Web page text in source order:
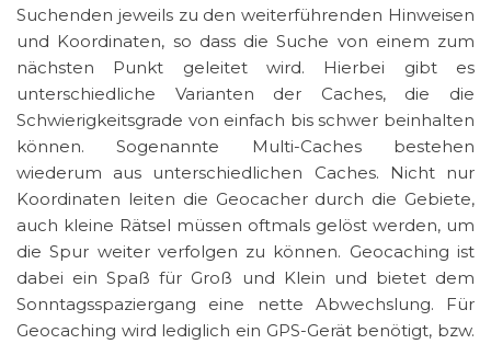
Suchenden jeweils zu den weiterführenden Hinweisen
und Koordinaten, so dass die Suche von einem zum
nächsten Punkt geleitet wird. Hierbei gibt es
unterschiedliche Varianten der Caches, die die
Schwierigkeitsgrade von einfach bis schwer beinhalten
können. Sogenannte Multi-Caches bestehen
wiederum aus unterschiedlichen Caches. Nicht nur
Koordinaten leiten die Geocacher durch die Gebiete,
auch kleine Rätsel müssen oftmals gelöst werden, um
die Spur weiter verfolgen zu können. Geocaching ist
dabei ein Spaß für Groß und Klein und bietet dem
Sonntagsspaziergang eine nette Abwechslung. Für
Geocaching wird lediglich ein GPS-Gerät benötigt, bzw.